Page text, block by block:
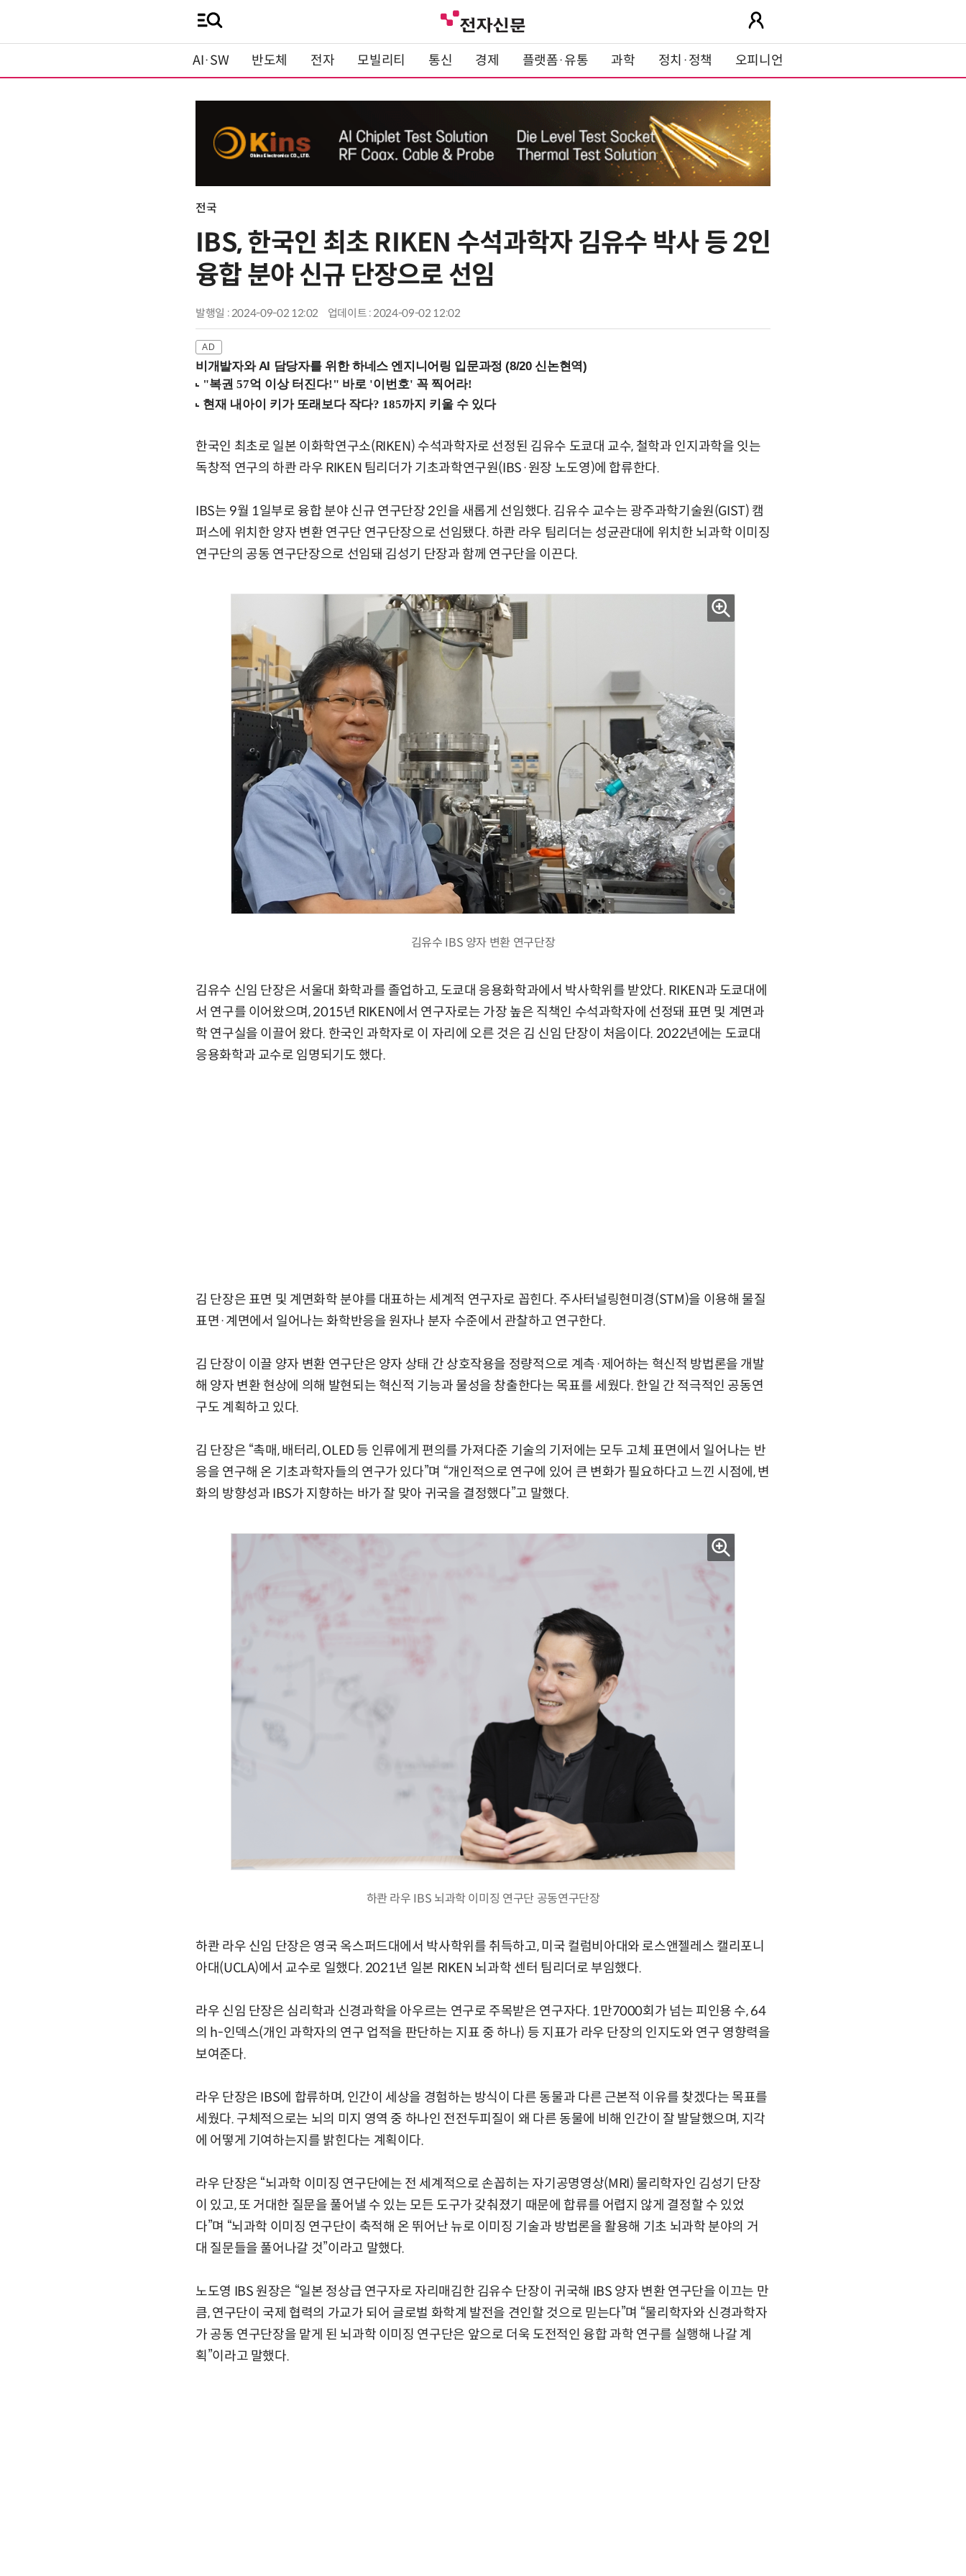
AI·SW 반도체 전자 모빌리티 통신 경제 플랫폼·유통 과학 정치·정책 오피니언
전국
IBS, 한국인 최초 RIKEN 수석과학자 김유수 박사 등 2인
융합 분야 신규 단장으로 선임
발행일 : 2024-09-02 12:02 업데이트 : 2024-09-02 12:02
비개발자와 AI 담당자를 위한 하네스 엔지니어링 입문과정 (8/20 신논현역)
한국인 최초로 일본 이화학연구소(RIKEN) 수석과학자로 선정된 김유수 도쿄대 교수, 철학과 인지과학을 잇는
독창적 연구의 하콴 라우 RIKEN 팀리더가 기초과학연구원(IBS·원장 노도영)에 합류한다.
IBS는 9월 1일부로 융합 분야 신규 연구단장 2인을 새롭게 선임했다. 김유수 교수는 광주과학기술원(GIST) 캠
퍼스에 위치한 양자 변환 연구단 연구단장으로 선임됐다. 하콴 라우 팀리더는 성균관대에 위치한 뇌과학 이미징
연구단의 공동 연구단장으로 선임돼 김성기 단장과 함께 연구단을 이끈다.
김유수 IBS 양자 변환 연구단장
김유수 신임 단장은 서울대 화학과를 졸업하고, 도쿄대 응용화학과에서 박사학위를 받았다. RIKEN과 도쿄대에
서 연구를 이어왔으며, 2015년 RIKEN에서 연구자로는 가장 높은 직책인 수석과학자에 선정돼 표면 및 계면과
학 연구실을 이끌어 왔다. 한국인 과학자로 이 자리에 오른 것은 김 신임 단장이 처음이다. 2022년에는 도쿄대
응용화학과 교수로 임명되기도 했다.
김 단장은 표면 및 계면화학 분야를 대표하는 세계적 연구자로 꼽힌다. 주사터널링현미경(STM)을 이용해 물질
표면·계면에서 일어나는 화학반응을 원자나 분자 수준에서 관찰하고 연구한다.
김 단장이 이끌 양자 변환 연구단은 양자 상태 간 상호작용을 정량적으로 계측·제어하는 혁신적 방법론을 개발
해 양자 변환 현상에 의해 발현되는 혁신적 기능과 물성을 창출한다는 목표를 세웠다. 한일 간 적극적인 공동연
구도 계획하고 있다.
김 단장은 “촉매, 배터리, OLED 등 인류에게 편의를 가져다준 기술의 기저에는 모두 고체 표면에서 일어나는 반
응을 연구해 온 기초과학자들의 연구가 있다”며 “개인적으로 연구에 있어 큰 변화가 필요하다고 느낀 시점에, 변
화의 방향성과 IBS가 지향하는 바가 잘 맞아 귀국을 결정했다”고 말했다.
하콴 라우 IBS 뇌과학 이미징 연구단 공동연구단장
하콴 라우 신임 단장은 영국 옥스퍼드대에서 박사학위를 취득하고, 미국 컬럼비아대와 로스앤젤레스 캘리포니
아대(UCLA)에서 교수로 일했다. 2021년 일본 RIKEN 뇌과학 센터 팀리더로 부임했다.
라우 신임 단장은 심리학과 신경과학을 아우르는 연구로 주목받은 연구자다. 1만7000회가 넘는 피인용 수, 64
의 h-인덱스(개인 과학자의 연구 업적을 판단하는 지표 중 하나) 등 지표가 라우 단장의 인지도와 연구 영향력을
보여준다.
라우 단장은 IBS에 합류하며, 인간이 세상을 경험하는 방식이 다른 동물과 다른 근본적 이유를 찾겠다는 목표를
세웠다. 구체적으로는 뇌의 미지 영역 중 하나인 전전두피질이 왜 다른 동물에 비해 인간이 잘 발달했으며, 지각
에 어떻게 기여하는지를 밝힌다는 계획이다.
라우 단장은 “뇌과학 이미징 연구단에는 전 세계적으로 손꼽히는 자기공명영상(MRI) 물리학자인 김성기 단장
이 있고, 또 거대한 질문을 풀어낼 수 있는 모든 도구가 갖춰졌기 때문에 합류를 어렵지 않게 결정할 수 있었
다”며 “뇌과학 이미징 연구단이 축적해 온 뛰어난 뉴로 이미징 기술과 방법론을 활용해 기초 뇌과학 분야의 거
대 질문들을 풀어나갈 것”이라고 말했다.
노도영 IBS 원장은 “일본 정상급 연구자로 자리매김한 김유수 단장이 귀국해 IBS 양자 변환 연구단을 이끄는 만
큼, 연구단이 국제 협력의 가교가 되어 글로벌 화학계 발전을 견인할 것으로 믿는다”며 “물리학자와 신경과학자
가 공동 연구단장을 맡게 된 뇌과학 이미징 연구단은 앞으로 더욱 도전적인 융합 과학 연구를 실행해 나갈 계
획”이라고 말했다.